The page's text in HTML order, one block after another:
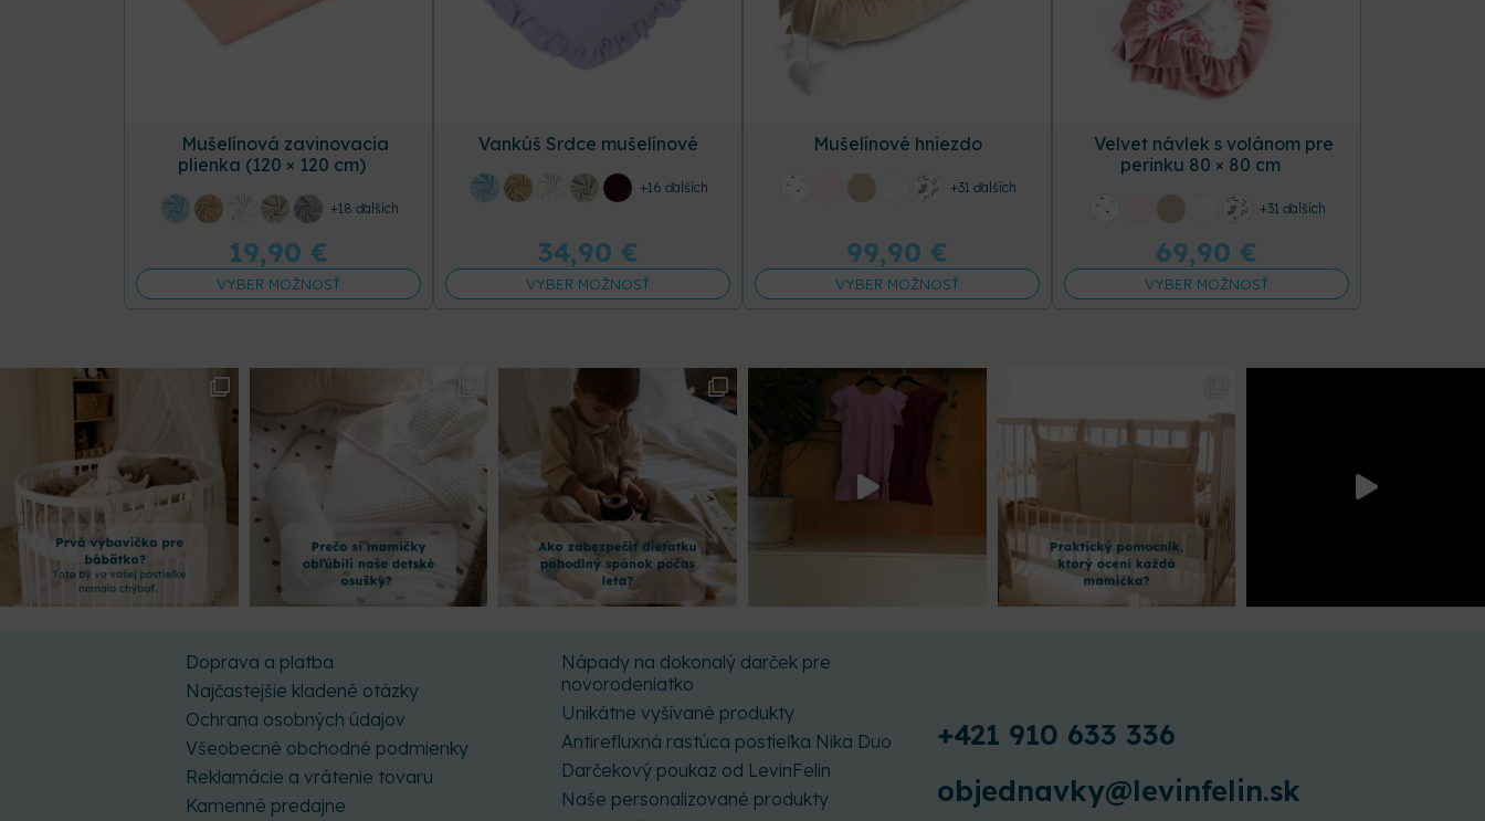
Mušelínová zavinovacia
plienka (120 × 120 cm)
+18 ďalších
19,90 €
VYBER MOŽNOSŤ
Vankúš Srdce mušelínové
+16 ďalších
34,90 €
VYBER MOŽNOSŤ
Mušelínové hniezdo
+31 ďalších
99,90 €
VYBER MOŽNOSŤ
Velvet návlek s volánom pre
perinku 80 × 80 cm
+31 ďalších
69,90 €
VYBER MOŽNOSŤ
Doprava a platba
Najčastejšie kladené otázky
Ochrana osobných údajov
Všeobecné obchodné podmienky
Reklamácie a vrátenie tovaru
Kamenné predajne
Nápady na dokonalý darček pre
novorodeniatko
Unikátne vyšívané produkty
Antirefluxná rastúca postieľka Nika Duo
Darčekový poukaz od LevinFelin
Naše personalizované produkty
+421 910 633 336
objednavky@levinfelin.sk